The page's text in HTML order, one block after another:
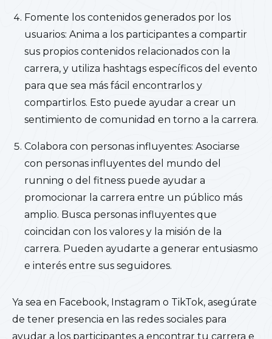
Fomente los contenidos generados por los
usuarios: Anima a los participantes a compartir
sus propios contenidos relacionados con la
carrera, y utiliza hashtags específicos del evento
para que sea más fácil encontrarlos y
compartirlos. Esto puede ayudar a crear un
sentimiento de comunidad en torno a la carrera.
Colabora con personas influyentes: Asociarse
con personas influyentes del mundo del
running o del fitness puede ayudar a
promocionar la carrera entre un público más
amplio. Busca personas influyentes que
coincidan con los valores y la misión de la
carrera. Pueden ayudarte a generar entusiasmo
e interés entre sus seguidores.
Ya sea en Facebook, Instagram o TikTok, asegúrate
de tener presencia en las redes sociales para
ayudar a los participantes a encontrar tu carrera e